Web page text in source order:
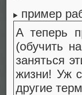
пример
А теперь
(обучить
заняться
жизни! Уж
другие